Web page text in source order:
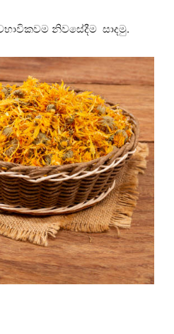
නිවසේදීම සාදමු.